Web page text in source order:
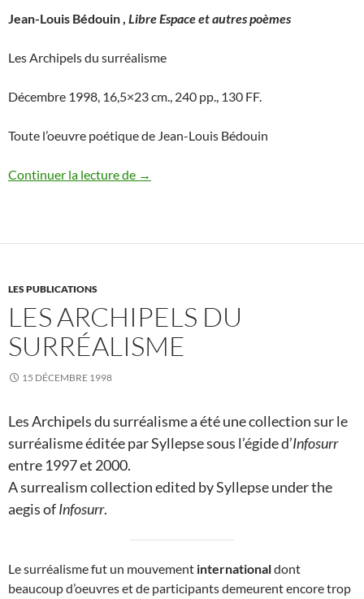
Jean-Louis Bédouin , Libre Espace et autres poèmes
Les Archipels du surréalisme
Décembre 1998, 16,5×23 cm., 240 pp., 130 FF.
Toute l’oeuvre poétique de Jean-Louis Bédouin
Continuer la lecture de Jean-Louis Bédouin – Libre Espace et
→
LES PUBLICATIONS
LES ARCHIPELS DU
SURRÉALISME
15 DÉCEMBRE 1998
Les Archipels du surréalisme a été une collection sur le
surréalisme éditée par Syllepse sous l’égide d’Infosurr
entre 1997 et 2000.
A surrealism collection edited by Syllepse under the
aegis ofInfosurr.
Le surréalisme fut un mouvement internationaldont
beaucoup d’oeuvres et de participants demeurent encore trop